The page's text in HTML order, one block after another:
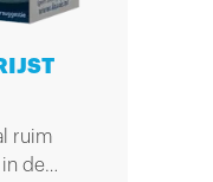
ruim
de